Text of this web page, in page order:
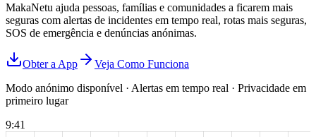
MakaNetu ajuda pessoas, famílias e comunidades a ficarem mais
seguras com alertas de incidentes em tempo real, rotas mais seguras,
SOS de emergência e denúncias anónimas.
Obter a App
Veja Como Funciona
Modo anónimo disponível · Alertas em tempo real · Privacidade em
primeiro lugar
9:41